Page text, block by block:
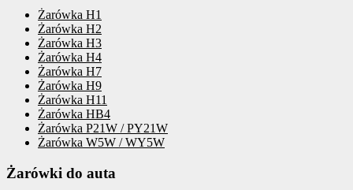
Żarówka H1
Żarówka H2
Żarówka H3
Żarówka H4
Żarówka H7
Żarówka H9
Żarówka H11
Żarówka HB4
Żarówka P21W / PY21W
Żarówka W5W / WY5W
Żarówki do auta